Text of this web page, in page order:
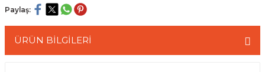
Paylaş:
ÜRÜN BİLGİLERİ